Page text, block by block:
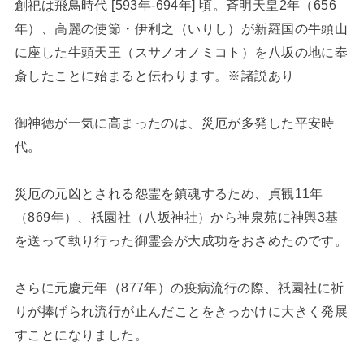
創祀は飛鳥時代 [593年-694年] 頃。斉明天皇2年（656
年）、高麗の使節・伊利之（いりし）が新羅国の牛頭山
に座した牛頭天王（スサノオノミコト）を八坂の地に奉
斎したことに始まると伝わります。※諸説あり
御神徳が一気に高まったのは、災厄が多発した平安時
代。
災厄の元凶とされる怨霊を鎮魂するため、貞観11年
（869年）、祇園社（八坂神社）から神泉苑に神輿3基
を送って執り行った御霊会が大成功をおさめたのです。
さらに元慶元年（877年）の疫病流行の際、祇園社に祈
りが捧げられ流行が止んだことをきっかけに大きく発展
すことになりました。